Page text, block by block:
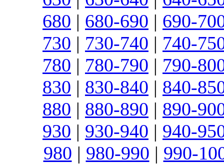
680 | 680-690 | 690-
730 | 730-740 | 740-
780 | 780-790 | 790-
830 | 830-840 | 840-
880 | 880-890 | 890-
930 | 930-940 | 940-
980 | 980-990 | 990-